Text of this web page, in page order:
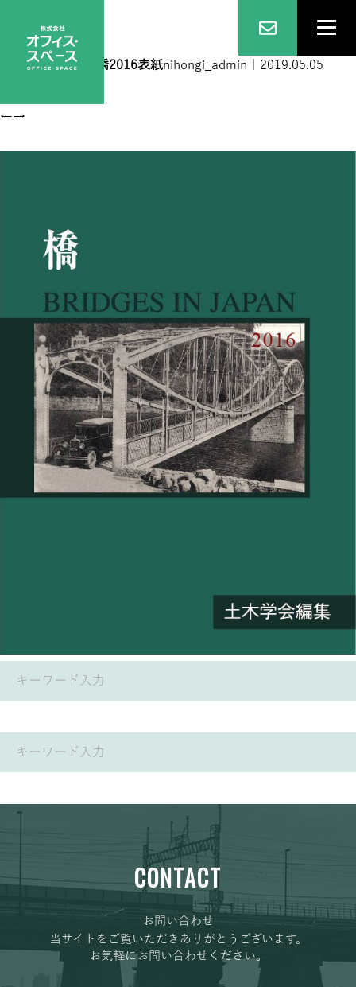
橋2016表紙| 橋2016表紙nihongi_admin 2019.05.05
←→
CONTACT
お問い合わせ
当サイトをご覧いただきありがとうございます。
お気軽にお問い合わせください。